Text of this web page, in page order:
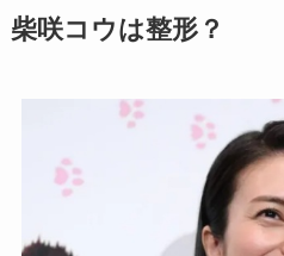
柴咲コウは整形？